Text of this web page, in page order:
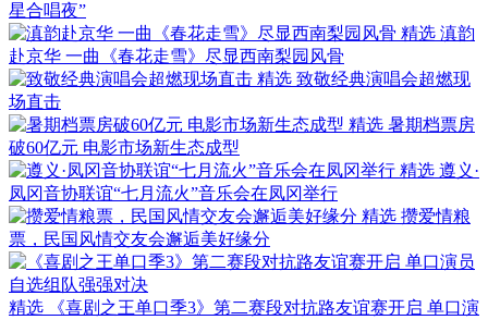
星合唱夜”
精选 滇韵
赴京华 一曲《春花走雪》尽显西南梨园风骨
精选 致敬经典演唱会超燃现
场直击
精选 暑期档票房
破60亿元 电影市场新生态成型
精选 遵义·
凤冈音协联谊“七月流火”音乐会在凤冈举行
精选 攒爱情粮
票，民国风情交友会邂逅美好缘分
精选
《喜剧之王单口季3》第二赛段对抗路友谊赛开启 单口演